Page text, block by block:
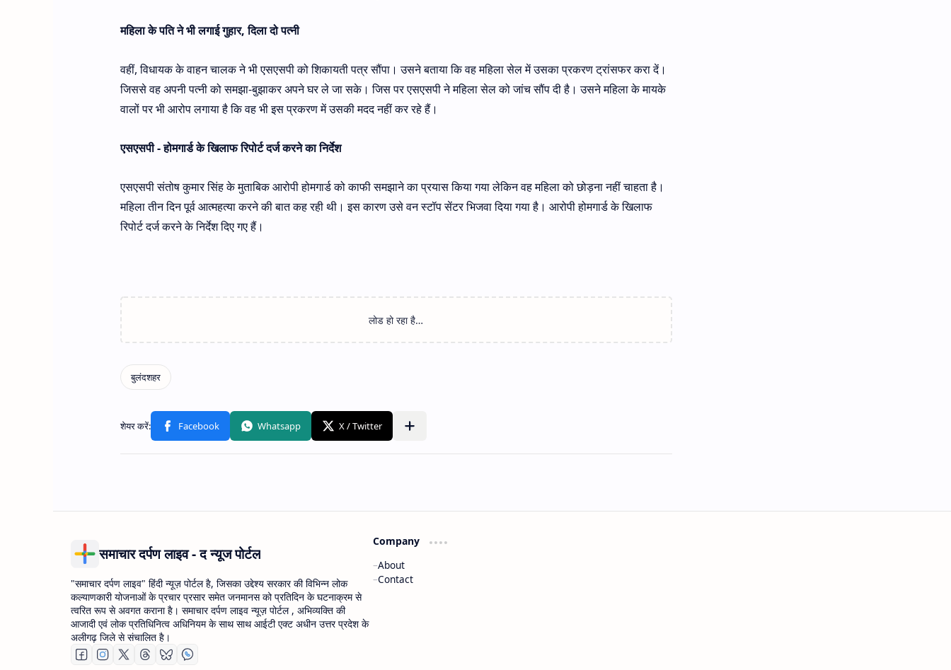
महिला के पति ने भी लगाई गुहार, दिला दो पत्नी
वहीं, विधायक के वाहन चालक ने भी एसएसपी को शिकायती पत्र सौंपा। उसने बताया कि वह महिला सेल में उसका प्रकरण ट्रांसफर करा दें।
जिससे वह अपनी पत्नी को समझा-बुझाकर अपने घर ले जा सके। जिस पर एसएसपी ने महिला सेल को जांच सौंप दी है। उसने महिला के मायके
वालों पर भी आरोप लगाया है कि वह भी इस प्रकरण में उसकी मदद नहीं कर रहे हैं।
एसएसपी - होमगार्ड के खिलाफ रिपोर्ट दर्ज करने का निर्देश
एसएसपी संतोष कुमार सिंह के मुताबिक आरोपी होमगार्ड को काफी समझाने का प्रयास किया गया लेकिन वह महिला को छोड़ना नहीं चाहता है।
महिला तीन दिन पूर्व आत्महत्या करने की बात कह रही थी। इस कारण उसे वन स्टॉप सेंटर भिजवा दिया गया है। आरोपी होमगार्ड के खिलाफ
रिपोर्ट दर्ज करने के निर्देश दिए गए हैं।
समाचार दर्पण लाइव - द न्यूज पोर्टल
"समाचार दर्पण लाइव" हिंदी न्यूज़ पोर्टल है, जिसका उद्देश्य सरकार की विभिन्न लोक
कल्याणकारी योजनाओं के प्रचार प्रसार समेत जनमानस को प्रतिदिन के घटनाक्रम से
त्वरित रूप से अवगत कराना है। समाचार दर्पण लाइव न्यूज़ पोर्टल , अभिव्यक्ति की
आजादी एवं लोक प्रतिधिनित्व अधिनियम के साथ साथ आईटी एक्ट अधीन उत्तर प्रदेश के
अलीगढ़ जिले से संचालित है।
Company
About
Contact